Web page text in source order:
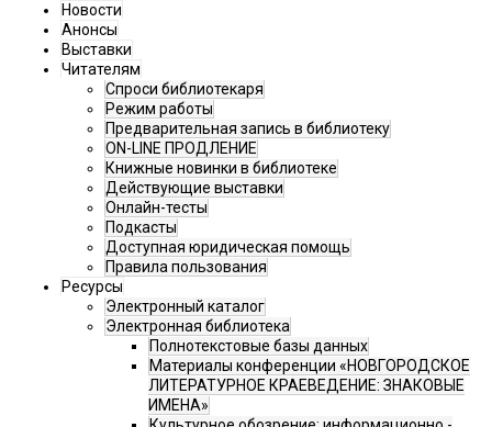
Новости
Анонсы
Выставки
Читателям
Спроси библиотекаря
Режим работы
Предварительная запись в библиотеку
ON-LINE ПРОДЛЕНИЕ
Книжные новинки в библиотеке
Действующие выставки
Онлайн-тесты
Подкасты
Доступная юридическая помощь
Правила пользования
Ресурсы
Электронный каталог
Электронная библиотека
Полнотекстовые базы данных
Материалы конференции «НОВГОРОДСКОЕ
ЛИТЕРАТУРНОЕ КРАЕВЕДЕНИЕ: ЗНАКОВЫЕ
ИМЕНА»